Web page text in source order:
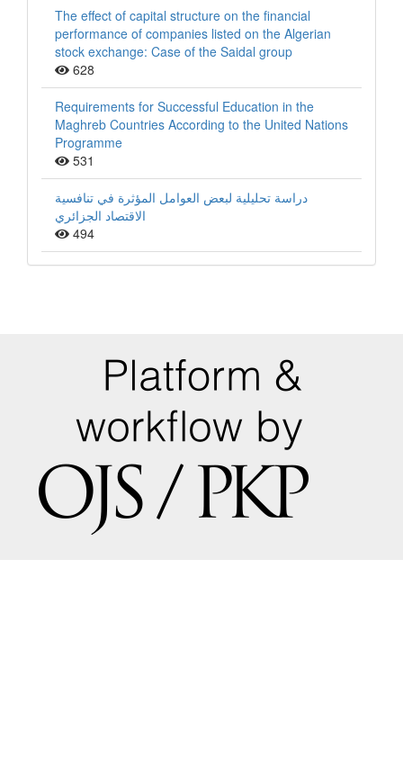
The effect of capital structure on the financial
performance of companies listed on the Algerian
stock exchange: Case of the Saidal group
628
Requirements for Successful Education in the
Maghreb Countries According to the United Nations
Programme
531
دراسة تحليلية لبعض العوامل المؤثرة في تنافسية
الاقتصاد الجزائري
494